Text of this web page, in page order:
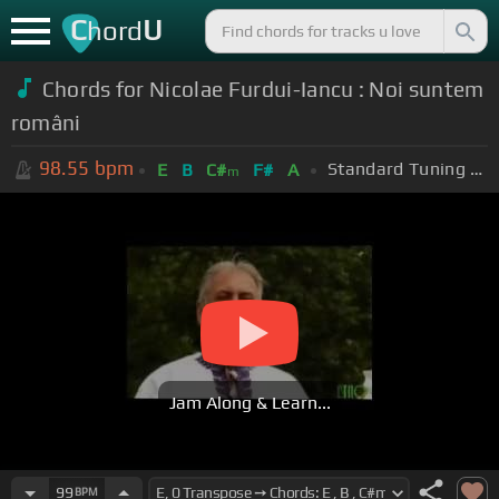
ChordU
Chords for Nicolae Furdui-Iancu : Noi suntem
români
98.55 bpm E B C#m F# A Standard Tuning (EADGBE)
Jam Along & Learn...
99 BPM